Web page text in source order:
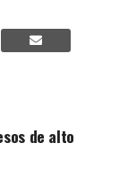
de alto